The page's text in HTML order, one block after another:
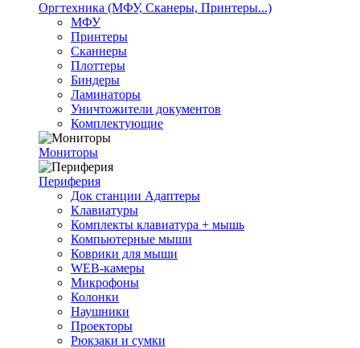
Оргтехника (МФУ, Сканеры, Принтеры...)
МФУ
Принтеры
Сканнеры
Плоттеры
Биндеры
Ламинаторы
Уничтожители документов
Комплектующие
Мониторы
Периферия
Док станции Адаптеры
Клавиатуры
Комплекты клавиатура + мышь
Компьютерные мыши
Коврики для мыши
WEB-камеры
Микрофоны
Колонки
Наушники
Проекторы
Рюкзаки и сумки